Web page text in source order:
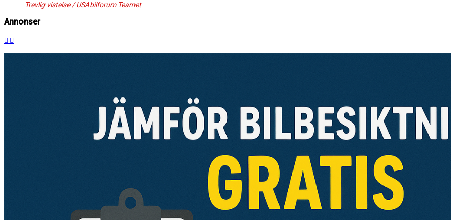
Trevlig vistelse / USAbilforum Teamet
Annonser